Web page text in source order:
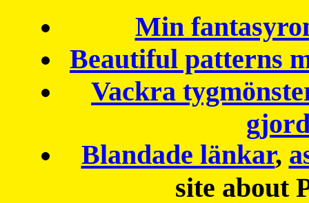
Min
Beautiful patterns
Vackra
Blandade länkar,
site about